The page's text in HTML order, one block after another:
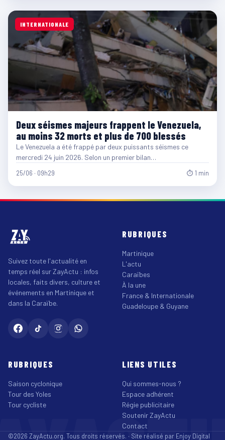
INTERNATIONALE
Deux séismes majeurs frappent le Venezuela,
au moins 32 morts et plus de 700 blessés
Le Venezuela a été frappé par deux puissants séismes ce
mercredi 24 juin 2026. Selon un premier bilan…
25/06 · 09h29 ⏱ 1 min
Suivez toute l'actualité en
temps réel sur ZayActu : infos
locales, faits divers, culture et
événements en Martinique et
dans la Caraïbe.
RUBRIQUES
Martinique
L'actu
Caraïbes
À la une
France & Internationale
Guadeloupe & Guyane
RUBRIQUES
Saison cyclonique
Tour des Yoles
Tour cycliste
LIENS UTILES
Qui sommes-nous ?
Espace adhérent
Régie publicitaire
Soutenir ZayActu
Contact
©2026 ZayActu.org. Tous droits réservés. · Site réalisé par Enjoy Digital